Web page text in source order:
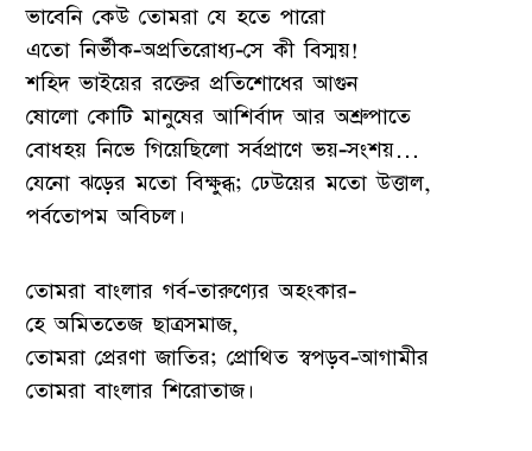
ভাবেনি কেউ তোমরা যে হতে পারো
এতো নির্ভীক-অপ্রতিরোধ্য-সে কী বিস্ময়!
শহিদ ভাইয়ের রক্তের প্রতিশোধের আগুন
ষোলো কোটি মানুষের আশির্বাদ আর অশ্রুপাতে
বোধহয় নিভে গিয়েছিলো সর্বপ্রাণে ভয়-সংশয়…
যেনো ঝড়ের মতো বিক্ষুব্ধ; ঢেউয়ের মতো উত্তাল,
পর্বতোপম অবিচল।
তোমরা বাংলার গর্ব-তারুণ্যের অহংকার-
হে অমিততেজ ছাত্রসমাজ,
তোমরা প্রেরণা জাতির; প্রোথিত স্বপড়ব-আগামীর
তোমরা বাংলার শিরোতাজ।